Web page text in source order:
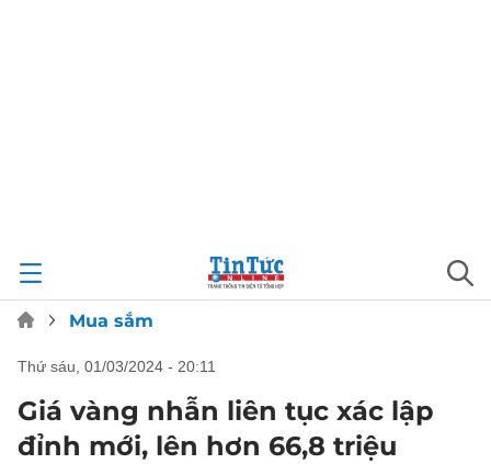
Mua sắm
thứ sáu, 01/03/2024 - 20:11
Giá vàng nhẫn liên tục xác lập
đỉnh mới, lên hơn 66,8 triệu